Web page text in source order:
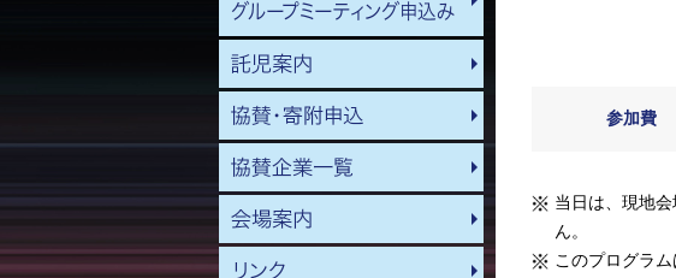
参加費
当日は、現地
ん。
このプログラ